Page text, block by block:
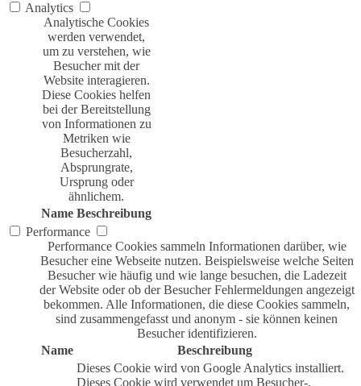
Analytics
Analytische Cookies
werden verwendet,
um zu verstehen, wie
Besucher mit der
Website interagieren.
Diese Cookies helfen
bei der Bereitstellung
von Informationen zu
Metriken wie
Besucherzahl,
Absprungrate,
Ursprung oder
ähnlichem.
Name Beschreibung
Performance
Performance Cookies sammeln Informationen darüber, wie
Besucher eine Webseite nutzen. Beispielsweise welche Seiten
Besucher wie häufig und wie lange besuchen, die Ladezeit
der Website oder ob der Besucher Fehlermeldungen angezeigt
bekommen. Alle Informationen, die diese Cookies sammeln,
sind zusammengefasst und anonym - sie können keinen
Besucher identifizieren.
Name
Beschreibung
Dieses Cookie wird von Google Analytics installiert.
Dieses Cookie wird verwendet um Besucher-,